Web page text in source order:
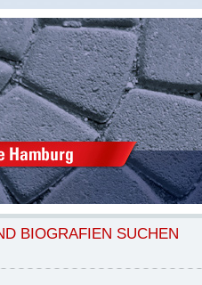
BIOGRAFIEN SUCHEN